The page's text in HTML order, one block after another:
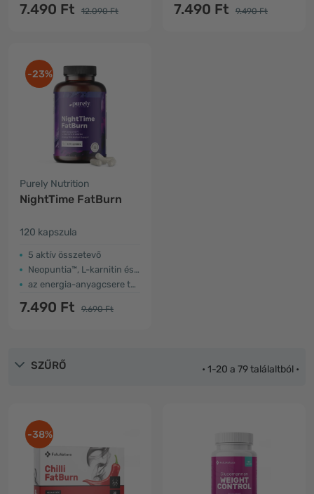
7.490 Ft 12.090 Ft 7.490 Ft 9.490 Ft
-23%
Purely Nutrition
NightTime FatBurn
120 kapszula
5 aktív összetevő
Neopuntia™, L-karnitin és valeriána
az energia-anyagcsere támogatása
7.490 Ft 9.690 Ft
SZŰRŐ • 1-20 a 79 találaltból •
-38%